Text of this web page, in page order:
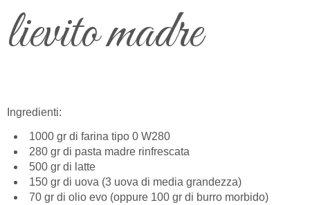
lievito madre
Ingredienti:
1000 gr di farina tipo 0 W280
280 gr di pasta madre rinfrescata
500 gr di latte
150 gr di uova (3 uova di media grandezza)
70 gr di olio evo (oppure 100 gr di burro morbido)